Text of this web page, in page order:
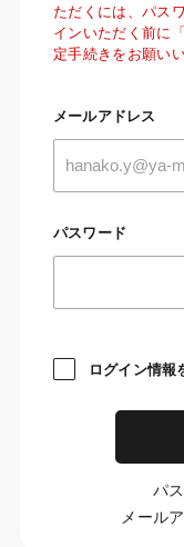
ただくには、パス
インいただく前に
定手続きをお願い
メールアドレス
パスワード
ログイン情報
パ
メール